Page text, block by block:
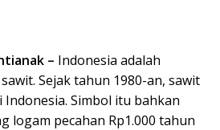
– Indonesia adalah
Sejak tahun 1980-an, sawit
Simbol itu bahkan
logam pecahan Rp1.000 tahun